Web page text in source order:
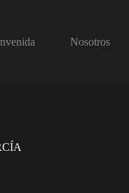
Nosotros